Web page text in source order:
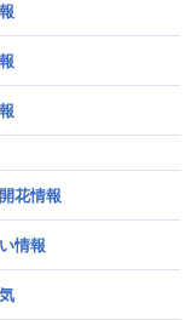
花情報
情報